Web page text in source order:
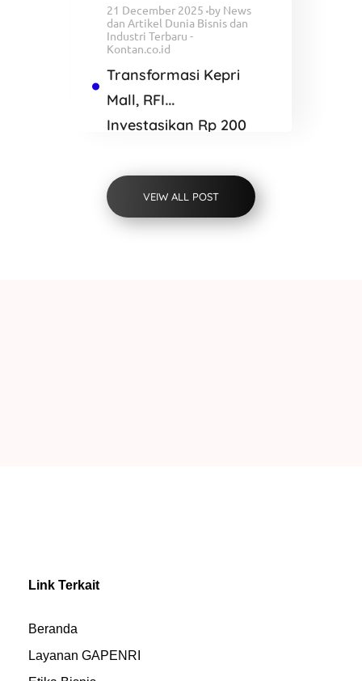
21 December 2025 by News
dan Artikel Dunia Bisnis dan
Industri Terbaru -
Kontan.co.id
Transformasi Kepri
Mall, RFI
Investasikan Rp 200
SQUARE Batam
VEIW ALL POST
Link Terkait
Beranda
Layanan GAPENRI